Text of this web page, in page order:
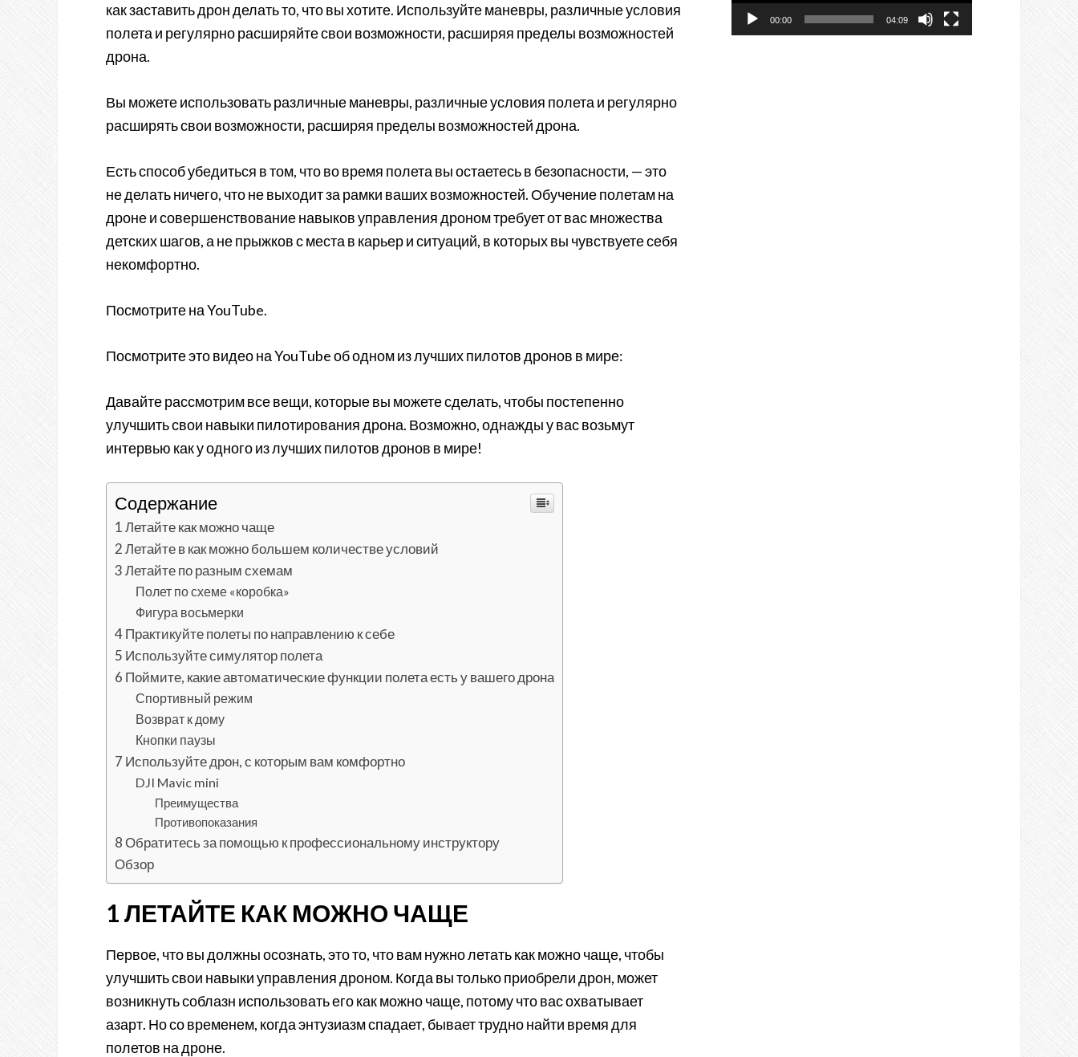
как заставить дрон делать то, что вы хотите. Используйте маневры, различные условия
полета и регулярно расширяйте свои возможности, расширяя пределы возможностей
дрона.
Вы можете использовать различные маневры, различные условия полета и регулярно
расширять свои возможности, расширяя пределы возможностей дрона.
Есть способ убедиться в том, что во время полета вы остаетесь в безопасности, — это
не делать ничего, что не выходит за рамки ваших возможностей. Обучение полетам на
дроне и совершенствование навыков управления дроном требует от вас множества
детских шагов, а не прыжков с места в карьер и ситуаций, в которых вы чувствуете себя
некомфортно.
Посмотрите на YouTube.
Посмотрите это видео на YouTube об одном из лучших пилотов дронов в мире:
Давайте рассмотрим все вещи, которые вы можете сделать, чтобы постепенно
улучшить свои навыки пилотирования дрона. Возможно, однажды у вас возьмут
интервью как у одного из лучших пилотов дронов в мире!
Содержание
1 Летайте как можно чаще
2 Летайте в как можно большем количестве условий
3 Летайте по разным схемам
Полет по схеме «коробка»
Фигура восьмерки
4 Практикуйте полеты по направлению к себе
5 Используйте симулятор полета
6 Поймите, какие автоматические функции полета есть у вашего дрона
Спортивный режим
Возврат к дому
Кнопки паузы
7 Используйте дрон, с которым вам комфортно
DJI Mavic mini
Преимущества
Противопоказания
8 Обратитесь за помощью к профессиональному инструктору
Обзор
1 ЛЕТАЙТЕ КАК МОЖНО ЧАЩЕ
Первое, что вы должны осознать, это то, что вам нужно летать как можно чаще, чтобы
улучшить свои навыки управления дроном. Когда вы только приобрели дрон, может
возникнуть соблазн использовать его как можно чаще, потому что вас охватывает
азарт. Но со временем, когда энтузиазм спадает, бывает трудно найти время для
полетов на дроне.
00:00 04:09